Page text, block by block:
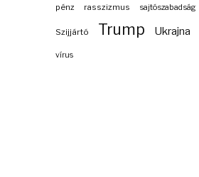
pénz rasszizmus sajtószabadság
Szijjártó Trump Ukrajna
vírus